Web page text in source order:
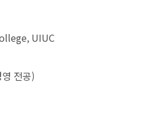
UIUC
전공)